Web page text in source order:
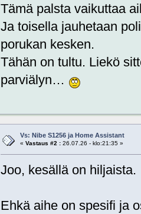
Tämä palsta vaikuttaa
Ja toisella jauhetaan
porukan kesken.
Tähän on tultu. Liekö
parviälyn…
Vs: Nibe S1256 ja Home Assistant
« Vastaus #2 :26.07.26 - klo:21:35 »
Joo, kesällä on hiljaista.
Ehkä aihe on spesifi ja